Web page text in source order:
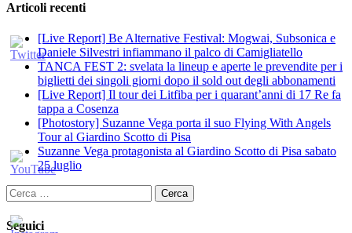
Articoli recenti
[Live Report] Be Alternative Festival: Mogwai, Subsonica e
Daniele Silvestri infiammano il palco di Camigliatello
TANCA FEST 2: svelata la lineup e aperte le prevendite per i
biglietti dei singoli giorni dopo il sold out degli abbonamenti
[Live Report] Il tour dei Litfiba per i quarant’anni di 17 Re fa
tappa a Cosenza
[Photostory] Suzanne Vega porta il suo Flying With Angels
Tour al Giardino Scotto di Pisa
Suzanne Vega protagonista al Giardino Scotto di Pisa sabato
25 luglio
Ricerca
per:
Seguici